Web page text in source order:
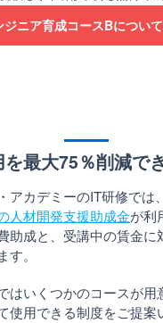
ジニア育成コースBについ
最大75％削減で
アカデミーのIT研修では
人材開発支援助成金が利
助成と、受講中の賃金に
。
はいくつかのコースが用
使用できる制度をご提案